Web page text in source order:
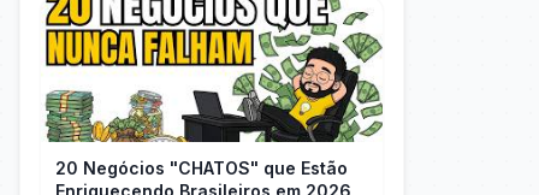
20 Negócios "CHATOS" que Estão
Enriquecendo Brasileiros em 2026